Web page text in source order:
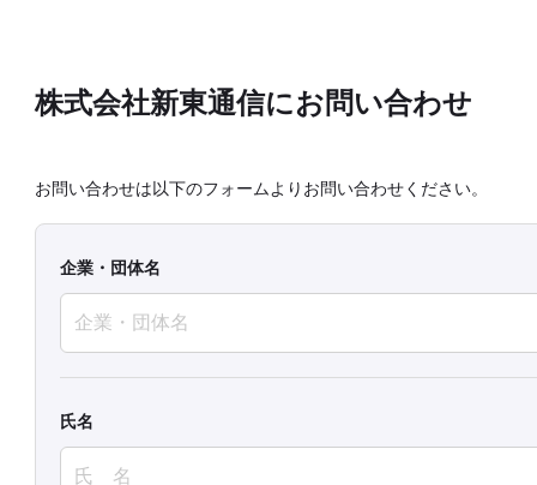
株式会社新東通信にお問い合わせ
お問い合わせは以下のフォームよりお問い合わせください。
企業・団体名
氏名